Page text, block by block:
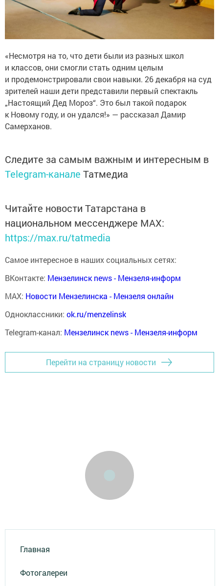
«Несмотря на то, что дети были из разных школ
и классов, они смогли стать одним целым
и продемонстрировали свои навыки. 26 декабря на суд
зрителей наши дети представили первый спектакль
„Настоящий Дед Мороз“. Это был такой подарок
к Новому году, и он удался!» — рассказал Дамир
Самерханов.
Следите за самым важным и интересным в
Telegram-канале Татмедиа
Читайте новости Татарстана в
национальном мессенджере MАХ:
https://max.ru/tatmedia
Самое интересное в наших социальных сетях:
ВКонтакте: Мензелинск news - Мензеля-информ
MAX: Новости Мензелинска - Мензеля онлайн
Одноклассники: ok.ru/menzelinsk
Telegram-канал: Мензелинск news - Мензеля-информ
Перейти на страницу новости
Главная
Фотогалереи